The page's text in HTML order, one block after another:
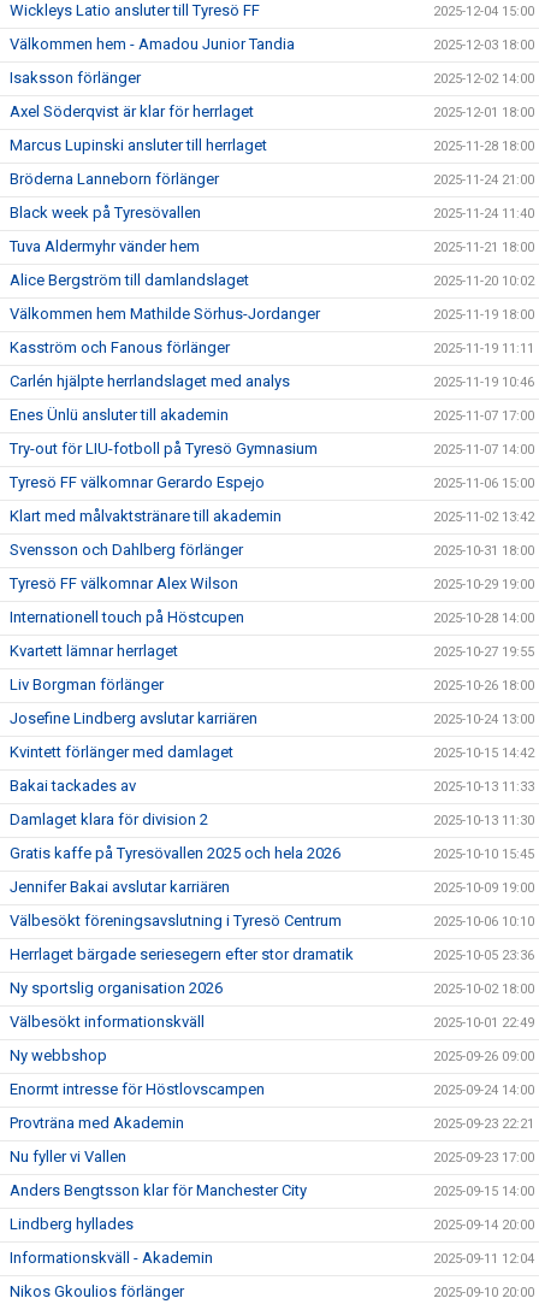
Wickleys Latio ansluter till Tyresö FF 2025-12-04 15:00
Välkommen hem - Amadou Junior Tandia 2025-12-03 18:00
Isaksson förlänger 2025-12-02 14:00
Axel Söderqvist är klar för herrlaget 2025-12-01 18:00
Marcus Lupinski ansluter till herrlaget 2025-11-28 18:00
Bröderna Lanneborn förlänger 2025-11-24 21:00
Black week på Tyresövallen 2025-11-24 11:40
Tuva Aldermyhr vänder hem 2025-11-21 18:00
Alice Bergström till damlandslaget 2025-11-20 10:02
Välkommen hem Mathilde Sörhus-Jordanger 2025-11-19 18:00
Kasström och Fanous förlänger 2025-11-19 11:11
Carlén hjälpte herrlandslaget med analys 2025-11-19 10:46
Enes Ünlü ansluter till akademin 2025-11-07 17:00
Try-out för LIU-fotboll på Tyresö Gymnasium 2025-11-07 14:00
Tyresö FF välkomnar Gerardo Espejo 2025-11-06 15:00
Klart med målvaktstränare till akademin 2025-11-02 13:42
Svensson och Dahlberg förlänger 2025-10-31 18:00
Tyresö FF välkomnar Alex Wilson 2025-10-29 19:00
Internationell touch på Höstcupen 2025-10-28 14:00
Kvartett lämnar herrlaget 2025-10-27 19:55
Liv Borgman förlänger 2025-10-26 18:00
Josefine Lindberg avslutar karriären 2025-10-24 13:00
Kvintett förlänger med damlaget 2025-10-15 14:42
Bakai tackades av 2025-10-13 11:33
Damlaget klara för division 2 2025-10-13 11:30
Gratis kaffe på Tyresövallen 2025 och hela 2026 2025-10-10 15:45
Jennifer Bakai avslutar karriären 2025-10-09 19:00
Välbesökt föreningsavslutning i Tyresö Centrum 2025-10-06 10:10
Herrlaget bärgade seriesegern efter stor dramatik 2025-10-05 23:36
Ny sportslig organisation 2026 2025-10-02 18:00
Välbesökt informationskväll 2025-10-01 22:49
Ny webbshop 2025-09-26 09:00
Enormt intresse för Höstlovscampen 2025-09-24 14:00
Provträna med Akademin 2025-09-23 22:21
Nu fyller vi Vallen 2025-09-23 17:00
Anders Bengtsson klar för Manchester City 2025-09-15 14:00
Lindberg hyllades 2025-09-14 20:00
Informationskväll - Akademin 2025-09-11 12:04
Nikos Gkoulios förlänger 2025-09-10 20:00